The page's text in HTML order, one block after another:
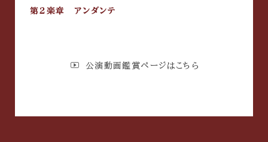
第2楽章 アンダンテ
公演動画鑑賞ページはこちら